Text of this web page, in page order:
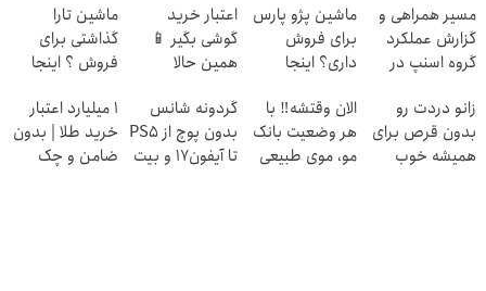
مسیر همراهی و
گزارش عملکرد
گروه اسنپ در
ماشین پژو پارس
برای فروش
داری؟ اینجا
اعتبار خرید
گوشی بگیر 📱
همین حالا
بده 🎯
ماشین تارا
گذاشتی برای
فروش ؟ اینجا
بفروش
زانو دردت رو
بدون قرص برای
همیشه خوب
الان وقتشه‼️ با
هر وضعیت بانک
مو، موی طبیعی
گردونه شانس
بدون پوچ از PS5
تا آیفون17 و بیت
۱ میلیارد اعتبار
خرید طلا | بدون
ضامن و چک